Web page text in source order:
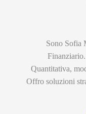
Sono Sofia
Quantitativa,
Offro soluzioni